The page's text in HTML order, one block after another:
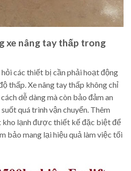
xe nâng tay thấp trong
các thiết bị cần phải hoạt động
thấp. Xe nâng tay thấp không chỉ
dễ dàng mà còn bảo đảm an
quá trình vận chuyển. Thêm
kho lạnh được thiết kế đặc biệt để
bảo mang lại hiệu quả làm việc tối